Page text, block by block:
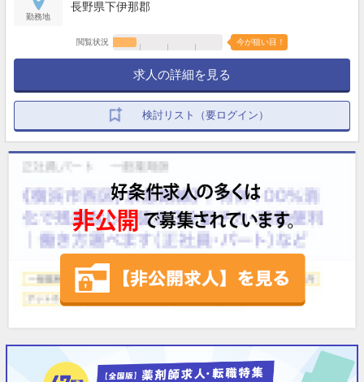
勤務地
長野県下伊那郡
閲覧状況 今が狙い目！
求人の詳細を見る
検討リスト（要ログイン）